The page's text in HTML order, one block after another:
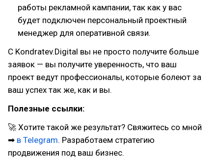
работы рекламной кампании, так как у вас
будет подключен персональный проектный
менеджер для оперативной связи.
С Kondratev.Digital вы не просто получите больше
заявок — вы получите уверенность, что ваш
проект ведут профессионалы, которые болеют за
ваш успех так же, как и вы.
Полезные ссылки:
🚀 Хотите такой же результат? Cвяжитесь со мной
➡ в Telegram. Разработаем стратегию
продвижения под ваш бизнес.